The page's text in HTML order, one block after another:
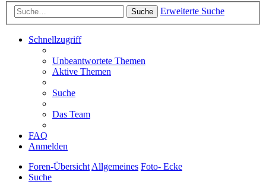
Suche Erweiterte Suche
Schnellzugriff
Unbeantwortete Themen
Aktive Themen
Suche
Das Team
FAQ
Anmelden
Foren-ÜbersichtAllgemeines Foto- Ecke
Suche